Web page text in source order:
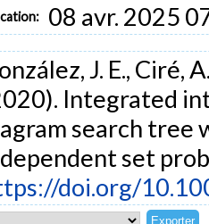
08 avr. 2025
J. E., Ciré,
Integrated
search tree
set
doi.org/